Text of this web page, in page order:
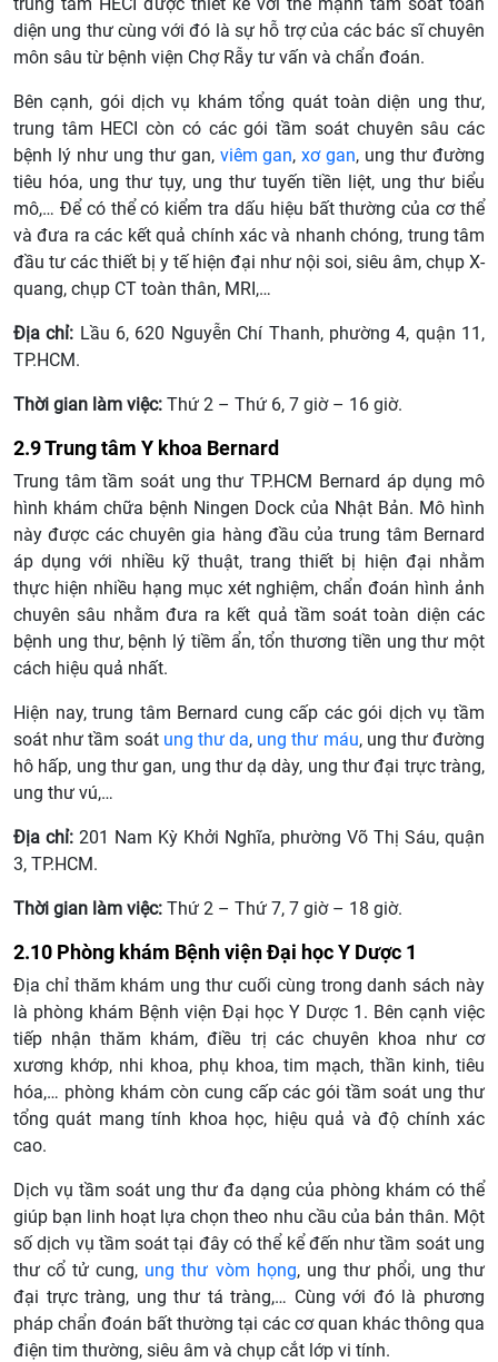
diện ung thư cùng với đó là sự hỗ trợ của các bác sĩ chuyên
môn sâu từ bệnh viện Chợ Rẫy tư vấn và chẩn đoán.
Bên cạnh, gói dịch vụ khám tổng quát toàn diện ung thư,
trung tâm HECI còn có các gói tầm soát chuyên sâu các
bệnh lý như ung thư gan, viêm gan,xơ gan, ung thư đường
tiêu hóa, ung thư tụy, ung thư tuyến tiền liệt, ung thư biểu
mô,… Để có thể có kiểm tra dấu hiệu bất thường của cơ thể
và đưa ra các kết quả chính xác và nhanh chóng, trung tâm
đầu tư các thiết bị y tế hiện đại như nội soi, siêu âm, chụp X-
quang, chụp CT toàn thân, MRI,…
Địa chỉ: Lầu 6, 620 Nguyễn Chí Thanh, phường 4, quận 11,
TP.HCM.
Thời gian làm việc: Thứ 2 – Thứ 6, 7 giờ – 16 giờ.
2.9 Trung tâm Y khoa Bernard
Trung tâm tầm soát ung thư TP.HCM Bernard áp dụng mô
hình khám chữa bệnh Ningen Dock của Nhật Bản. Mô hình
này được các chuyên gia hàng đầu của trung tâm Bernard
áp dụng với nhiều kỹ thuật, trang thiết bị hiện đại nhằm
thực hiện nhiều hạng mục xét nghiệm, chẩn đoán hình ảnh
chuyên sâu nhằm đưa ra kết quả tầm soát toàn diện các
bệnh ung thư, bệnh lý tiềm ẩn, tổn thương tiền ung thư một
cách hiệu quả nhất.
Hiện nay, trung tâm Bernard cung cấp các gói dịch vụ tầm
soát như tầm soát ung thư da, ung thư máu, ung thư đường
hô hấp, ung thư gan, ung thư dạ dày, ung thư đại trực tràng,
ung thư vú,…
Địa chỉ: 201 Nam Kỳ Khởi Nghĩa, phường Võ Thị Sáu, quận
3, TP.HCM.
Thời gian làm việc: Thứ 2 – Thứ 7, 7 giờ – 18 giờ.
2.10 Phòng khám Bệnh viện Đại học Y Dược 1
Địa chỉ thăm khám ung thư cuối cùng trong danh sách này
là phòng khám Bệnh viện Đại học Y Dược 1. Bên cạnh việc
tiếp nhận thăm khám, điều trị các chuyên khoa như cơ
xương khớp, nhi khoa, phụ khoa, tim mạch, thần kinh, tiêu
hóa,… phòng khám còn cung cấp các gói tầm soát ung thư
tổng quát mang tính khoa học, hiệu quả và độ chính xác
cao.
Dịch vụ tầm soát ung thư đa dạng của phòng khám có thể
giúp bạn linh hoạt lựa chọn theo nhu cầu của bản thân. Một
số dịch vụ tầm soát tại đây có thể kể đến như tầm soát ung
thư cổ tử cung, ung thư vòm họng, ung thư phổi, ung thư
đại trực tràng, ung thư tá tràng,… Cùng với đó là phương
pháp chẩn đoán bất thường tại các cơ quan khác thông qua
điện tim thường, siêu âm và chụp cắt lớp vi tính.